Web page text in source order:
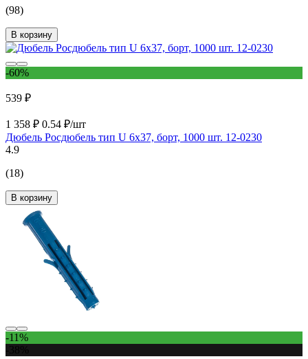
(98)
В корзину
-60%
539 ₽
1 358 ₽ 0.54 ₽/шт
Дюбель Росдюбель тип U 6x37, борт, 1000 шт. 12-0230
4.9
(18)
В корзину
-11%